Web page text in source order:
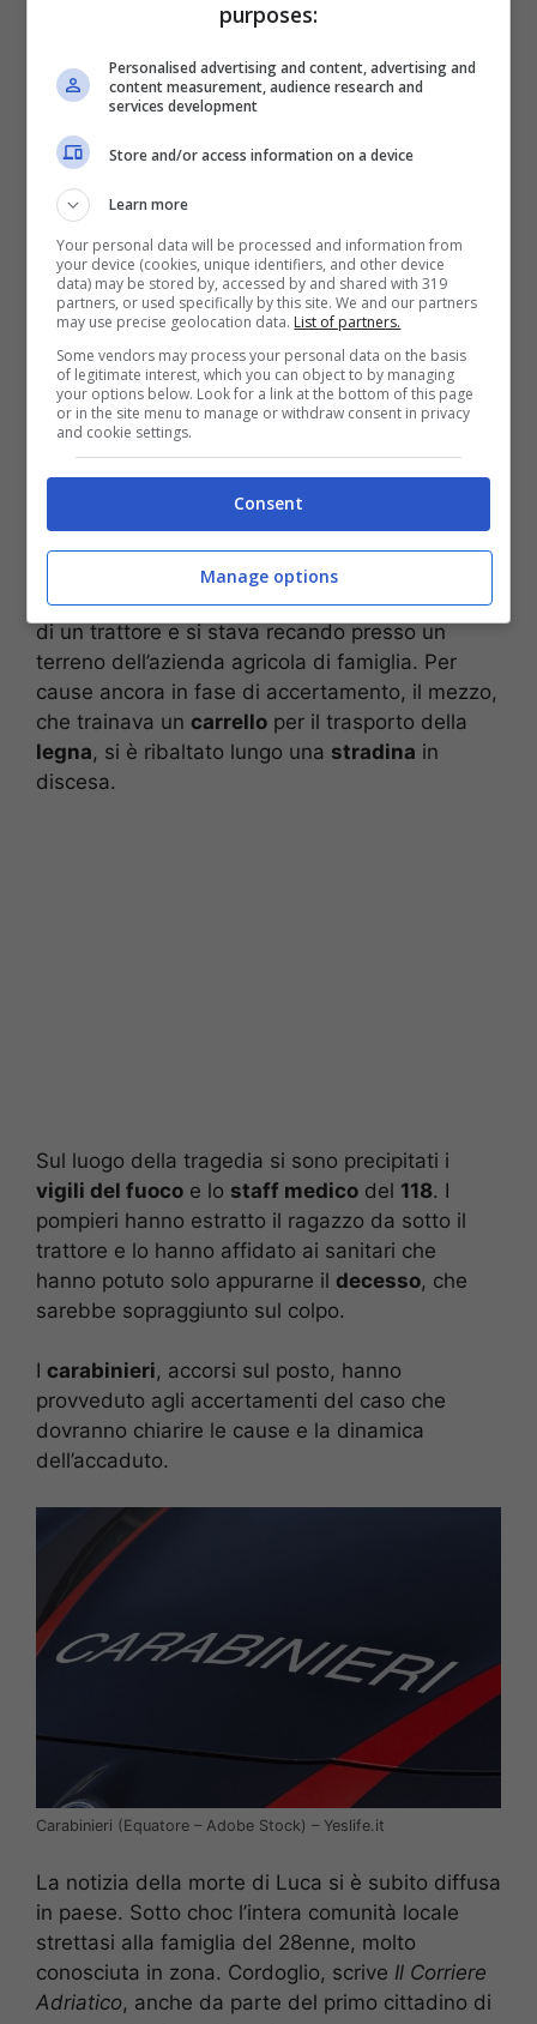
Si accascia in fabbrica mentre lavora:
colleghi
Scompare e lo ritrovano in queste
l’ha visto
Auto prende fuoco, ragazzo di 25 anni
muore bruciato vivo
Si chiamavaLuca Sangiovanni , il ragazzo di 28
anni deceduto in un incidente nel pomeriggio di
ieri,lunedì 2 gennaio, a Caiazzo, piccolo centro
della provincia di Caserta.
riferiscono alcune testate locali e la redazione
deIl Corriere Adriatico, il giovane era alla guida
di un trattore e si stava recando presso un
terreno dell’azienda agricola di famiglia. Per
cause ancora in fase di accertamento, il mezzo,
che trainava un carrello per il trasporto della
legna, si è ribaltato lungo una stradina in
discesa.
Sul luogo della tragedia si sono precipitati i
vigili del fuoco e lo staff medico del 118. I
pompieri hanno estratto il ragazzo da sotto il
trattore e lo hanno affidato ai sanitari che
hanno potuto solo appurarne il decesso, che
sarebbe sopraggiunto sul colpo.
I carabinieri, accorsi sul posto, hanno
provveduto agli accertamenti del caso che
dovranno chiarire le cause e la dinamica
dell’accaduto.
Carabinieri (Equatore – Adobe Stock) – Yeslife.it
La notizia della morte di Luca si è subito diffusa
in paese. Sotto choc l’intera comunità locale
strettasi alla famiglia del 28enne, molto
conosciuta in zona. Cordoglio, scrive Il Corriere
Adriatico, anche da parte del primo cittadino di
purposes:
Personalised advertising and content, advertising and
content measurement, audience research and
services development
Store and/or access information on a device
Learn more
Your personal data will be processed and information from
your device (cookies, unique identifiers, and other device
data) may be stored by, accessed by and shared with 319
partners, or used specifically by this site. We and our partners
may use precise geolocation data. List of partners.
Some vendors may process your personal data on the basis
of legitimate interest, which you can object to by managing
your options below. Look for a link at the bottom of this page
or in the site menu to manage or withdraw consent in privacy
and cookie settings.
Consent
Manage options